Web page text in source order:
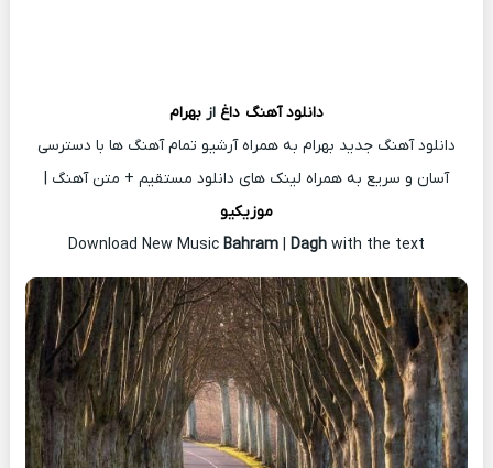
دانلود آهنگ داغ از بهرام
دانلود آهنگ جدید بهرام به همراه آرشیو تمام آهنگ ها با دسترسی
آسان و سریع به همراه لینک های دانلود مستقیم + متن آهنگ |
موزیکیو
Download New Music Bahram | Dagh with the text